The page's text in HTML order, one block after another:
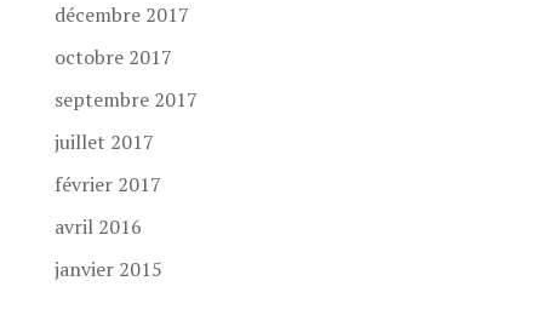
décembre 2017
octobre 2017
septembre 2017
juillet 2017
février 2017
avril 2016
janvier 2015